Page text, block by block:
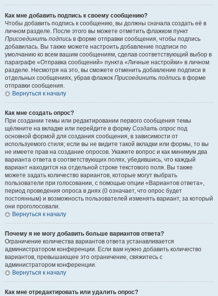
Как мне добавить подпись к своему сообщению?
Чтобы добавить подпись к сообщению, вы должны сначала создать её в
личном разделе. После этого вы можете отметить флажком пункт
Присоединить подпись в форме отправки сообщения, чтобы подпись
добавилась. Вы также можете настроить добавление подписи по
умолчанию ко всем вашим сообщениям, сделав соответствующий выбор в
параграфе «Отправка сообщений» пункта «Личные настройки» в личном
разделе. Несмотря на это, вы сможете отменить добавление подписи в
отдельных сообщениях, убрав флажок Присоединить подпись в форме
отправки сообщения.
Вернуться к началу
Как мне создать опрос?
При создании темы или редактировании первого сообщения темы
щёлкните на вкладке или перейдите в форму Создать опрос под
основной формой для создания сообщения, в зависимости от
используемого стиля; если вы не видите такой вкладки или формы, то вы
не имеете прав на создание опросов. Укажите вопрос и как минимум два
варианта ответа в соответствующих полях, убедившись, что каждый
вариант находится на отдельной строке текстового поля. Вы также
можете задать количество вариантов, которые могут выбрать
пользователи при голосовании, с помощью опции «Вариантов ответа»,
период проведения опроса в днях (0 означает, что опрос будет
постоянным) и возможность пользователей изменять вариант, за который
они проголосовали.
Вернуться к началу
Почему я не могу добавить больше вариантов ответа?
Ограничение количества вариантов ответа устанавливается
администратором конференции. Если вам нужно добавить количество
вариантов, превышающее это ограничение, свяжитесь с
администратором конференции.
Вернуться к началу
Как мне отредактировать или удалить опрос?